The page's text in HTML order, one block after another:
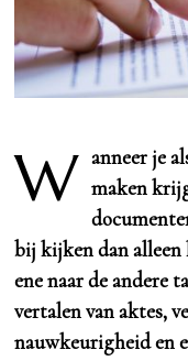
W anneer je
maken
bij kijken dan alleen
ene naar de andere
vertalen van aktes,
nauwkeurigheid en